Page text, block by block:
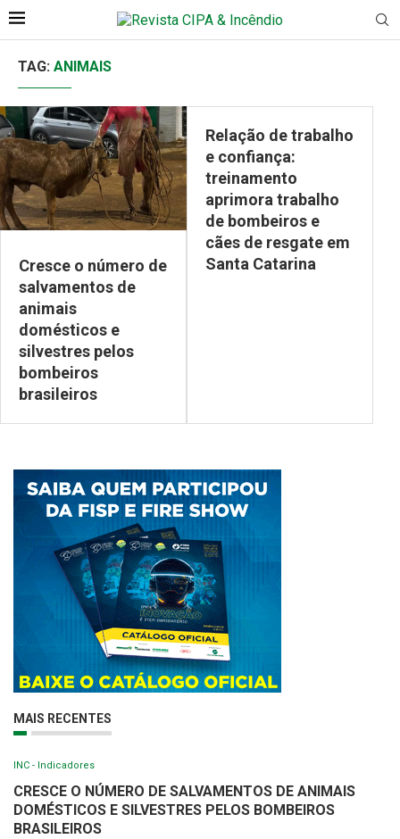
TAG: ANIMAIS
Cresce o número de
salvamentos de
animais
domésticos e
silvestres pelos
bombeiros
brasileiros
Relação de trabalho
e confiança:
treinamento
aprimora trabalho
de bombeiros e
cães de resgate em
Santa Catarina
MAIS RECENTES
INC - Indicadores
CRESCE O NÚMERO DE SALVAMENTOS DE ANIMAIS
DOMÉSTICOS E SILVESTRES PELOS BOMBEIROS
BRASILEIROS